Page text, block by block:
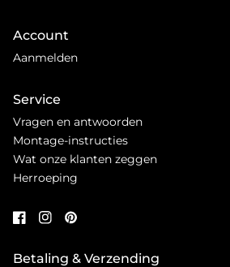
Account
Aanmelden
Service
Vragen en antwoorden
Montage-instructies
Wat onze klanten zeggen
Herroeping
Betaling & Verzending